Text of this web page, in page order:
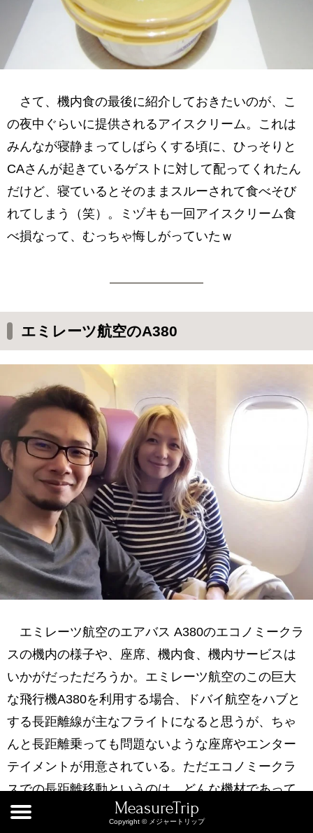
さて、機内食の最後に紹介しておきたいのが、こ
の夜中ぐらいに提供されるアイスクリーム。これは
みんなが寝静まってしばらくする頃に、ひっそりと
CAさんが起きているゲストに対して配ってくれたん
だけど、寝ているとそのままスルーされて食べそび
れてしまう（笑）。ミヅキも一回アイスクリーム食
べ損なって、むっちゃ悔しがっていたｗ
エミレーツ航空のA380
エミレーツ航空のエアバス A380のエコノミークラ
スの機内の様子や、座席、機内食、機内サービスは
いかがだっただろうか。エミレーツ航空のこの巨大
な飛行機A380を利用する場合、ドバイ航空をハブと
する長距離線が主なフライトになると思うが、ちゃ
んと長距離乗っても問題ないような座席やエンター
テイメントが用意されている。ただエコノミークラ
スでの長距離移動というのは、どんな機材であって
も多少は疲れてしまうもの。そのため、長距離線に
MeasureTrip
Copyright © メジャートリップ